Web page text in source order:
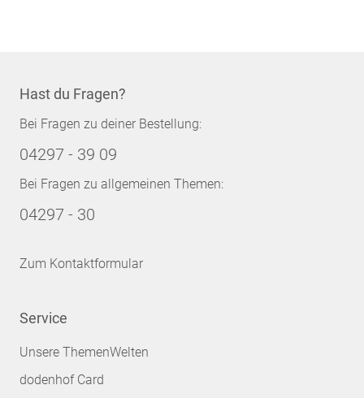
Hast du Fragen?
Bei Fragen zu deiner Bestellung:
04297 - 39 09
Bei Fragen zu allgemeinen Themen:
04297 - 30
Zum Kontaktformular
Service
Unsere ThemenWelten
dodenhof Card